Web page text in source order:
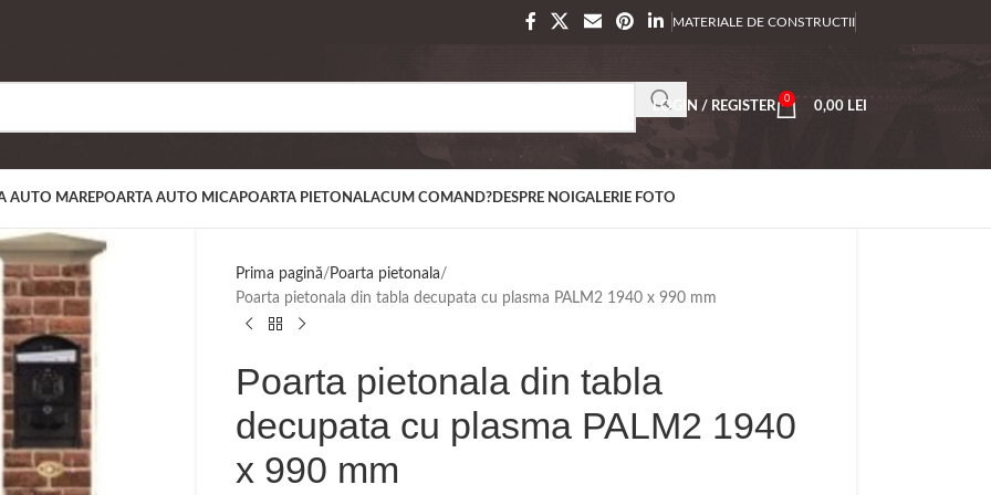
MATERIALE DE CONSTRUCTII
LOGIN / REGISTER
0
0,00 LEI
AUTO MAREPOARTA AUTO MICAPOARTA PIETONALACUM COMAND?DESPRE NOI GALERIE FOTO
Prima pagină
Poarta pietonala
Poarta pietonala din tabla decupata cu plasma PALM2 1940 x 990 mm
Poarta pietonala din tabla
decupata cu plasma PALM2 1940
x 990 mm